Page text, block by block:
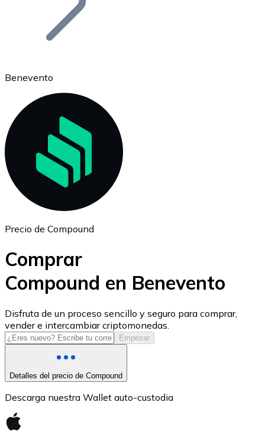
Ethereum
ETH
USD Coin
USDC
Benevento
Precio de Compound
Comprar
Compound en Benevento
Disfruta de un proceso sencillo y seguro para comprar,
vender e intercambiar criptomonedas.
Empezar
Detalles del precio de Compound
Descarga nuestra Wallet auto-custodia